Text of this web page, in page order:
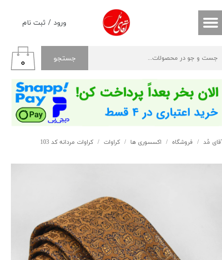
ورود / ثبت نام
حساب کاربری من
خروج از حساب کاربری
جستجو ۰
مُد فروشگاه اکسسوری ها کراوات کراوات مردانه کد 103